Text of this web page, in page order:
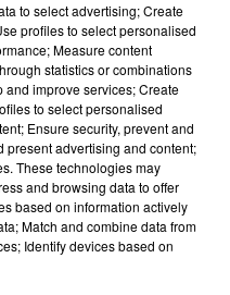
à 9h53 par Gianni
répondre à leur
: l'éruption du volcan
est terminée
to select advertising; Create
profiles to select personalised
Measure content
statistics or combinations
and improve services; Create
to select personalised
Ensure security, prevent and
present advertising and content;
These technologies may
and browsing data to offer
based on information actively
Match and combine data from
Identify devices based on